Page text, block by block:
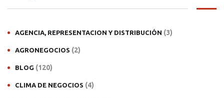
AGENCIA, REPRESENTACION Y DISTRIBUCIÓN (3)
AGRONEGOCIOS (2)
BLOG (120)
CLIMA DE NEGOCIOS (4)